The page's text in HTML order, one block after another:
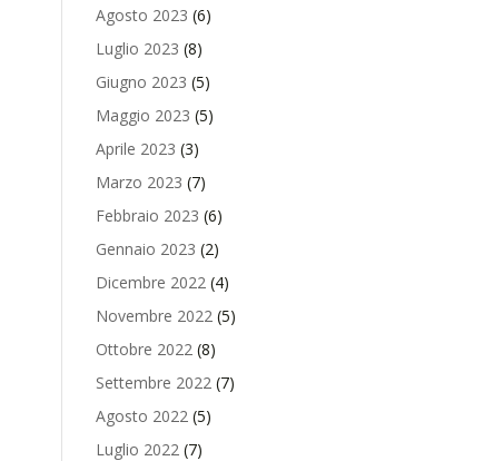
Agosto 2023 (6)
Luglio 2023 (8)
Giugno 2023 (5)
Maggio 2023 (5)
Aprile 2023 (3)
Marzo 2023 (7)
Febbraio 2023 (6)
Gennaio 2023 (2)
Dicembre 2022(4)
Novembre 2022(5)
Ottobre 2022(8)
Settembre 2022(7)
Agosto 2022(5)
Luglio 2022(7)